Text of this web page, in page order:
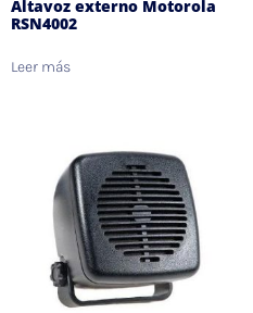
Altavoz externo Motorola
RSN4002
Leer más